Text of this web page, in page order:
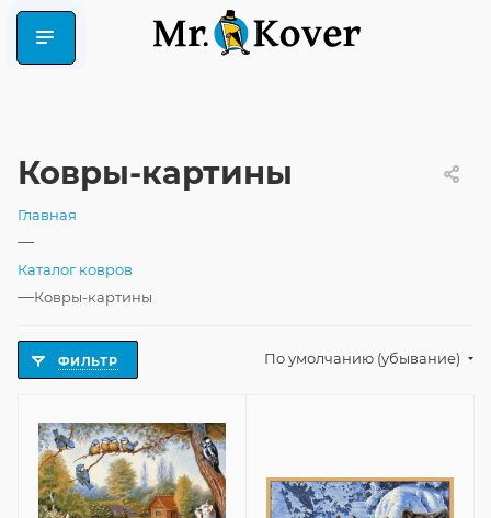
Ковры-картины
Главная
—
Каталог ковров
—Ковры-картины
ФИЛЬТР По умолчанию (убывание)